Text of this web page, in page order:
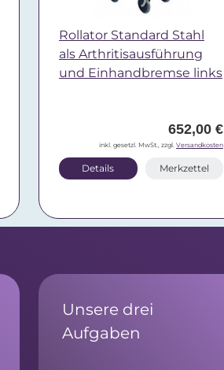
Rollator Standard Stahl
als Arthritisausführung
und Einhandbremse links
652,00 €
inkl. gesetzl. MwSt., zzgl. Versandkosten
Details Merkzettel
Unsere drei
Aufgaben